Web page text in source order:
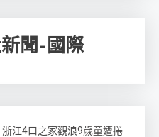
聞-國際
江4口之家觀浪9歲童遭捲